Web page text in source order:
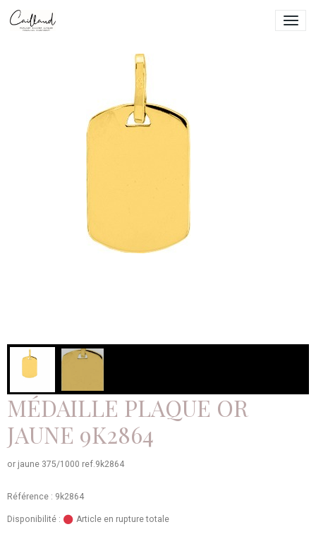
MÉDAILLE PLAQUE OR
JAUNE 9K2864
or jaune 375/1000 ref.9k2864
Référence : 9k2864
Disponibilité : Article en rupture totale